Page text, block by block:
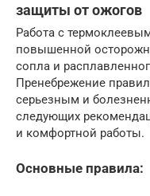
защиты от ожогов
Работа с
повышенной
сопла и
Пренебрежение
серьезным и
следующих
и комфортной работы.
Основные правила: